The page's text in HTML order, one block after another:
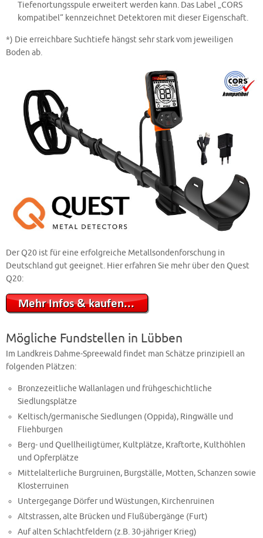
Tiefenortungsspule erweitert werden kann. Das Label „CORS
kompatibel“ kennzeichnet Detektoren mit dieser Eigenschaft.
*) Die erreichbare Suchtiefe hängst sehr stark vom jeweiligen
Boden ab.
Der Q20 ist für eine erfolgreiche Metallsondenforschung in
Deutschland gut geeignet. Hier erfahren Sie mehr über den Quest
Q20:
Mögliche Fundstellen in Lübben
Im Landkreis Dahme-Spreewald findet man Schätze prinzipiell an
folgenden Plätzen:
Bronzezeitliche Wallanlagen und frühgeschichtliche
Siedlungsplätze
Keltisch/germanische Siedlungen (Oppida), Ringwälle und
Fliehburgen
Berg- und Quellheiligtümer, Kultplätze, Kraftorte, Kulthöhlen
und Opferplätze
Mittelalterliche Burgruinen, Burgställe, Motten, Schanzen sowie
Klosterruinen
Untergegange Dörfer und Wüstungen, Kirchenruinen
Altstrassen, alte Brücken und Flußübergänge (Furt)
Auf alten Schlachtfeldern (z.B. 30-jähriger Krieg)